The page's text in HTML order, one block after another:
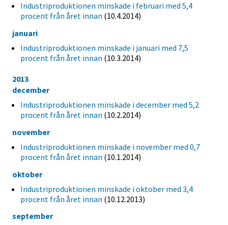
Industriproduktionen minskade i februari med 5,4
procent från året innan (10.4.2014)
januari
Industriproduktionen minskade i januari med 7,5
procent från året innan (10.3.2014)
2013
december
Industriproduktionen minskade i december med 5,2
procent från året innan (10.2.2014)
november
Industriproduktionen minskade i november med 0,7
procent från året innan (10.1.2014)
oktober
Industriproduktionen minskade i oktober med 3,4
procent från året innan (10.12.2013)
september